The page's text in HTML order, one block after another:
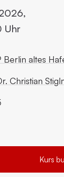
Uhr
Berlin altes
Christian
Kurs